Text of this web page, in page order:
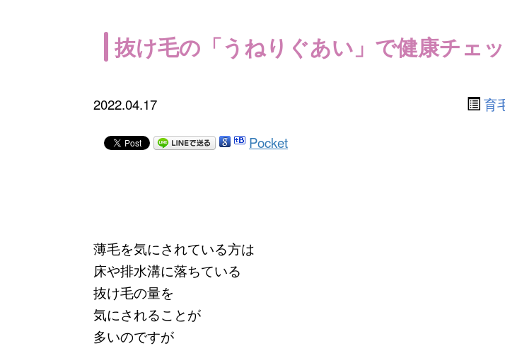
抜け毛の「うねりぐあい」で健康チェ
2022.04.17 育
Pocket
薄毛を気にされている方は
床や排水溝に落ちている
抜け毛の量を
気にされることが
多いのですが